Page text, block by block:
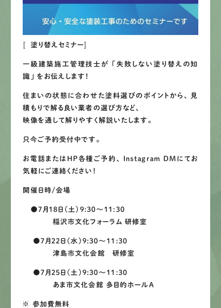
LINEでお手軽相談
〚塗り替えセミナー〛
一級建築施工管理技士が 「失敗しない塗り替えの知
識」 をお伝えします！
住まいの状態に合わせた塗料選びのポイントから、 見
積もりで解る良い業者の選び方など、
映像を通して解りやすく解説いたします。
只今ご予約受付中です。
お電話またはHP各種ご予約、 Instagram DMにてお
気軽にご連絡ください！
開催日時/会場
●7月18日（土）9:30〜11:30
稲沢市文化フォーラム 研修室
●7月22日（水）9:30～11:30
津島市文化会館 研修室
●7月25日（土）9:30～11:30
あま市文化会館 多目的ホールA
※ 参加費無料